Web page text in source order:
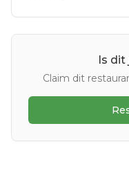
Is dit
Claim dit